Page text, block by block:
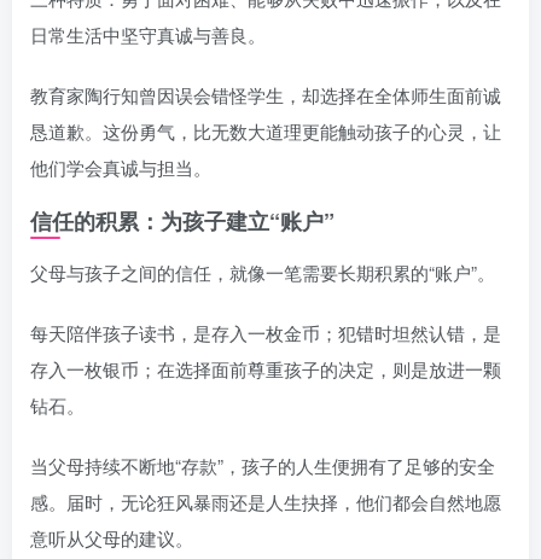
日常生活中坚守真诚与善良。
教育家陶行知曾因误会错怪学生，却选择在全体师生面前诚
恳道歉。这份勇气，比无数大道理更能触动孩子的心灵，让
他们学会真诚与担当。
信任的积累：为孩子建立“账户”
父母与孩子之间的信任，就像一笔需要长期积累的“账户”。
每天陪伴孩子读书，是存入一枚金币；犯错时坦然认错，是
存入一枚银币；在选择面前尊重孩子的决定，则是放进一颗
钻石。
当父母持续不断地“存款”，孩子的人生便拥有了足够的安全
感。届时，无论狂风暴雨还是人生抉择，他们都会自然地愿
意听从父母的建议。